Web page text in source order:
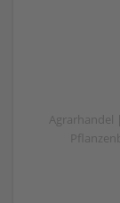
Agrarhandel